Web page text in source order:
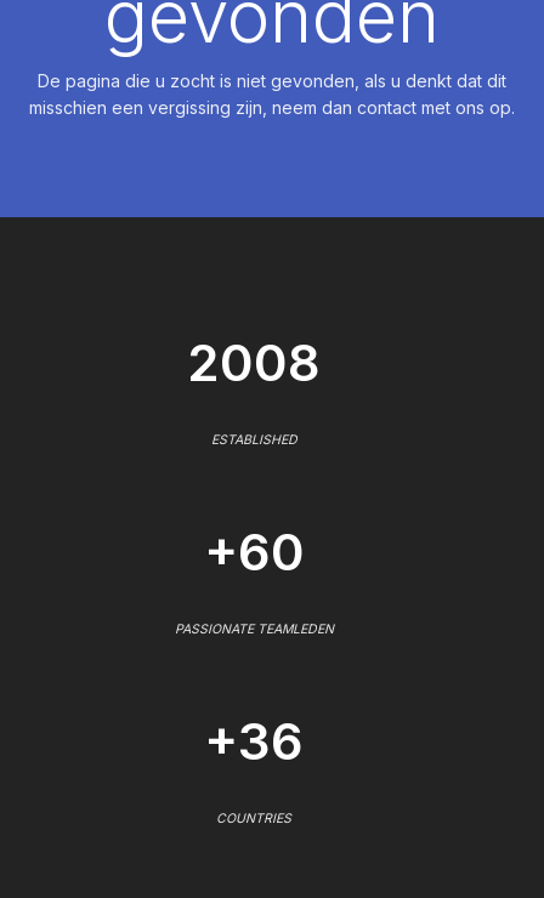
De pagina die u zocht is niet gevonden, als u denkt dat dit
misschien een vergissing zijn, neem dan contact met ons op.
2008
ESTABLISHED
+60
PASSIONATE TEAMLEDEN
+36
COUNTRIES